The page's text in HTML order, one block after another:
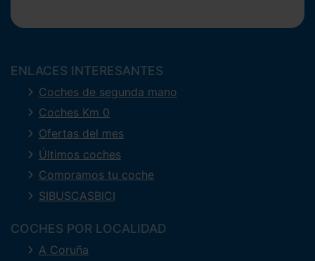
ENLACES INTERESANTES
Coches de segunda mano
Coches Km 0
Ofertas del mes
Últimos coches
Compramos tu coche
SIBUSCASBICI
COCHES POR LOCALIDAD
A Coruña